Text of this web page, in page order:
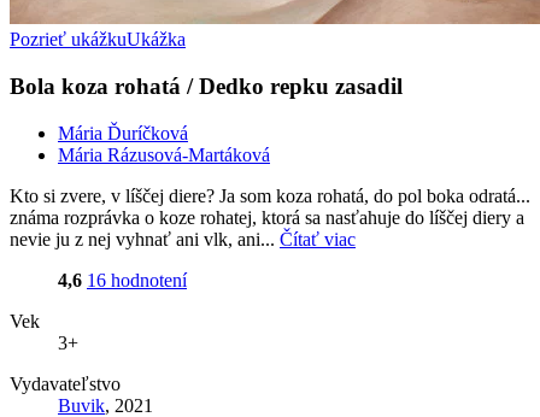
Pozrieť ukážkuUkážka
Bola koza rohatá / Dedko repku zasadil
Mária Ďuríčková
Mária Rázusová-Martáková
Kto si zvere, v líščej diere? Ja som koza rohatá, do pol boka odratá...
známa rozprávka o koze rohatej, ktorá sa nasťahuje do líščej diery a
nevie ju z nej vyhnať ani vlk, ani... Čítať viac
4,6 16 hodnotení
Vek
3+
Vydavateľstvo
Buvik, 2021